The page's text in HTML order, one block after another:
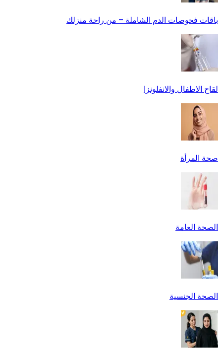
باقات فحوصات الدم الشاملة – من راحة منزلك
لقاح الاطفال والانفلونزا
صحة المرأة
الصحة العامة
الصحة الجنسية